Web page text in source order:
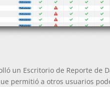
un Escritorio de Reporte de
permitió a otros usuarios